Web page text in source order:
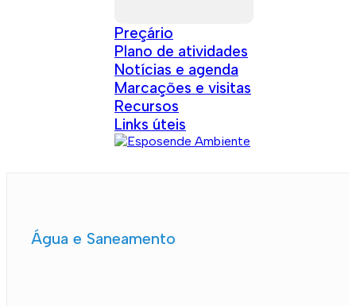
Preçário
Plano de atividades
Notícias e agenda
Marcações e visitas
Recursos
Links úteis
Água e Saneamento